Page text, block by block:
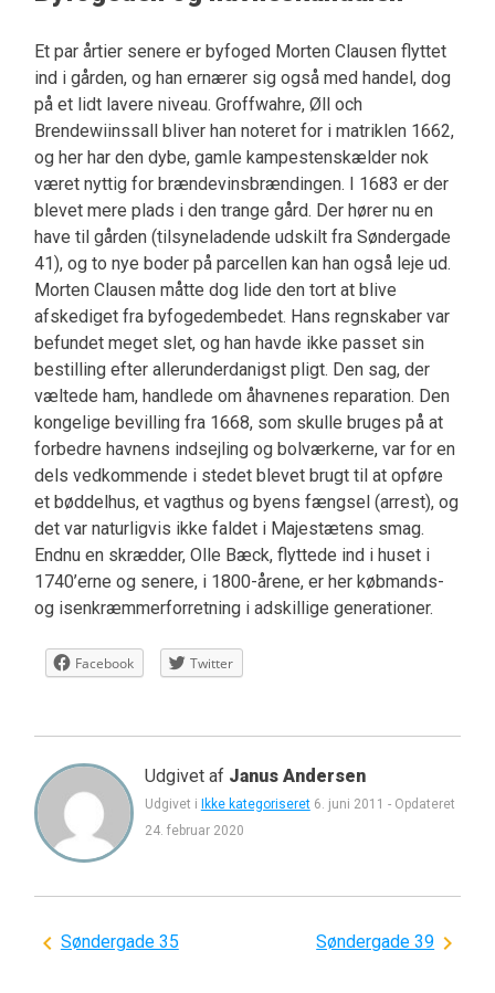
Et par årtier senere er byfoged Morten Clausen flyttet
ind i gården, og han ernærer sig også med handel, dog
på et lidt lavere niveau. Groffwahre, Øll och
Brendewiinssall bliver han noteret for i matriklen 1662,
og her har den dybe, gamle kampestenskælder nok
været nyttig for brændevinsbrændingen. I 1683 er der
blevet mere plads i den trange gård. Der hører nu en
have til gården (tilsyneladende udskilt fra Søndergade
41), og to nye boder på parcellen kan han også leje ud.
Morten Clausen måtte dog lide den tort at blive
afskediget fra byfogedembedet. Hans regnskaber var
befundet meget slet, og han havde ikke passet sin
bestilling efter allerunderdanigst pligt. Den sag, der
væltede ham, handlede om åhavnenes reparation. Den
kongelige bevilling fra 1668, som skulle bruges på at
forbedre havnens indsejling og bolværkerne, var for en
dels vedkommende i stedet blevet brugt til at opføre
et bøddelhus, et vagthus og byens fængsel (arrest), og
det var naturligvis ikke faldet i Majestætens smag.
Endnu en skrædder, Olle Bæck, flyttede ind i huset i
1740’erne og senere, i 1800-årene, er her købmands-
og isenkræmmerforretning i adskillige generationer.
Facebook Twitter
Udgivet af Janus Andersen
Udgivet i Ikke kategoriseret 6. juni 2011 - Opdateret
24. februar 2020
Indlægsnavigation
Søndergade 35 Søndergade 39